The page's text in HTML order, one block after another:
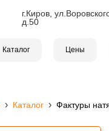
г.Киров,
д.50
Каталог Цены
› Каталог › Фактуры